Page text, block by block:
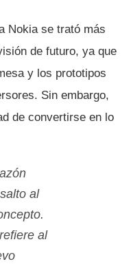
Nokia se trató más
de futuro, ya que
y los prototipos
Sin embargo,
de convertirse en lo
al
al